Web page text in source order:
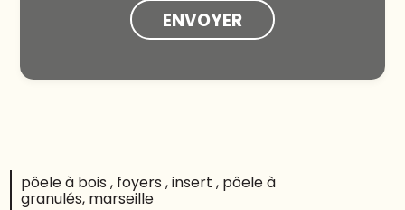
pôele à bois , foyers , insert , pôele à
granulés, marseille